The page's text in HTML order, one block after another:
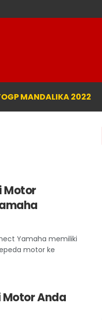
MANDALIKA 2022
Motor
Yamaha memiliki
motor ke
Motor Anda